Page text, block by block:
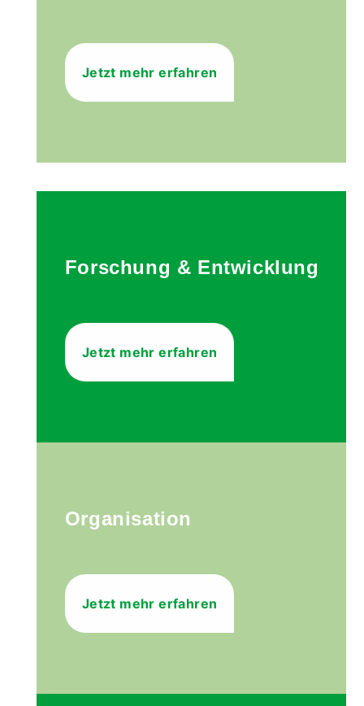
Jetzt mehr erfahren
Forschung & Entwicklung
Jetzt mehr erfahren
Organisation
Jetzt mehr erfahren